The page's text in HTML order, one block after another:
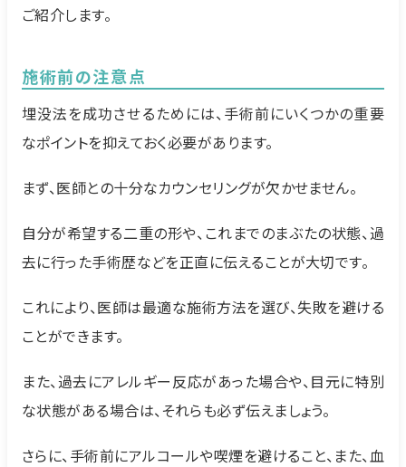
ご紹介します。
施術前の注意点
埋没法を成功させるためには、手術前にいくつかの重要
なポイントを抑えておく必要があります。
まず、医師との十分なカウンセリングが欠かせません。
自分が希望する二重の形や、これまでのまぶたの状態、過
去に行った手術歴などを正直に伝えることが大切です。
これにより、医師は最適な施術方法を選び、失敗を避ける
ことができます。
また、過去にアレルギー反応があった場合や、目元に特別
な状態がある場合は、それらも必ず伝えましょう。
さらに、手術前にアルコールや喫煙を避けること、また、血